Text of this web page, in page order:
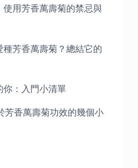
使用芳香萬壽菊的禁忌與
種芳香萬壽菊？總結它的
你：入門小清單
芳香萬壽菊功效的幾個小